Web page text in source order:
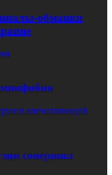
обманки
впечатляющий
совершил